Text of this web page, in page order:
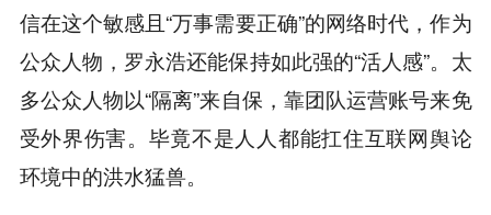
信在这个敏感且“万事需要正确”的网络时代，作为
公众人物，罗永浩还能保持如此强的“活人感”。太
多公众人物以“隔离”来自保，靠团队运营账号来免
受外界伤害。毕竟不是人人都能扛住互联网舆论
环境中的洪水猛兽。